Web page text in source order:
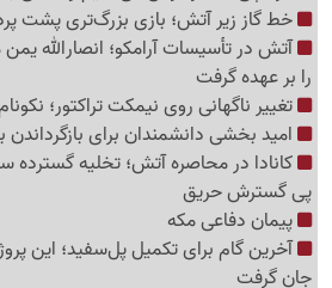
خط گاز زیر آتش؛ بازی بزرگ‌تری پشت
آتش در تأسیسات آرامکو؛ انصارالله
را بر عهده گرفت
تغییر ناگهانی روی نیمکت تراکتور؛
امید بخشی دانشمندان برای بازگرداندن
کانادا در محاصره آتش؛ تخلیه گسترده
پی گسترش حریق
پیمان دفاعی مکه
جان گرفت